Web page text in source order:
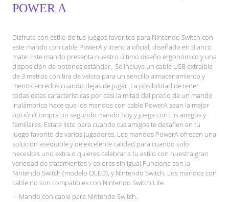
POWER A
Disfruta con estilo de tus juegos favoritos para Nintendo Switch con
este mando con cable PowerA y licencia oficial, diseñado en Blanco
mate. Este mando presenta nuestro último diseño ergonómico y una
disposición de botones estándar. Se incluye un cable USB extraíble
de 3 metros con tira de velcro para un sencillo almacenamiento y
menos enredos cuando dejas de jugar. La posibilidad de tener
todas estas características por casi la mitad del precio de un mando
inalámbrico hace que los mandos con cable PowerA sean la mejor
opción.Compra un segundo mando hoy y juega con tus amigos y
familiares. Estate listo para cuando tus amigos te desafíen en tu
juego favorito de varios jugadores. Los mandos PowerA ofrecen una
solución asequible y de excelente calidad para cuando solo
necesitas uno extra o quieres celebrar a tu estilo con nuestra gran
variedad de tratamientos y colores sin igual.Funciona con la
Nintendo Switch (modelo OLED), y Nintendo Switch. Los mandos con
cable no son compatibles con Nintendo Switch Lite.
– Mando con cable para Nintendo Switch.